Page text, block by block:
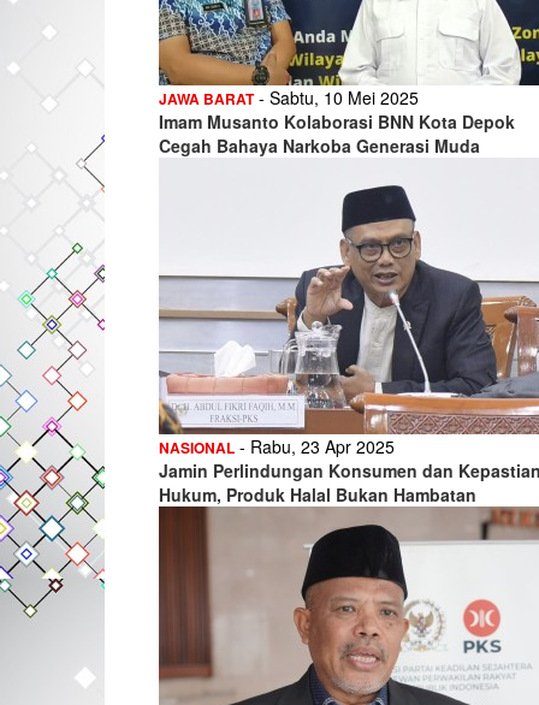
JAWA BARAT- Sabtu, 10 Mei 2025
Imam Musanto Kolaborasi BNN Kota Depok
Cegah Bahaya Narkoba Generasi Muda
NASIONAL - Rabu, 23 Apr 2025
Jamin Perlindungan Konsumen dan Kepastian
Hukum, Produk Halal Bukan Hambatan